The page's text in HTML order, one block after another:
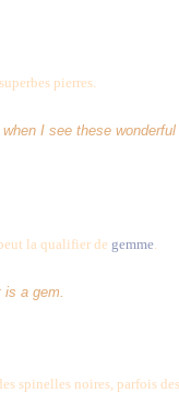
pierres.
I see these wonderful
la qualifier de gemme.
is a gem.
spinelles noires, parfois des